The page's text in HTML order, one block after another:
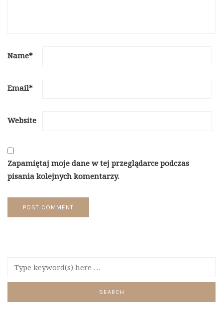
Name*
Email*
Website
Zapamiętaj moje dane w tej przeglądarce podczas
pisania kolejnych komentarzy.